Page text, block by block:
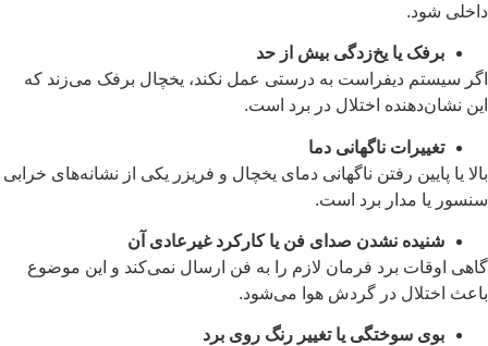
داخلی شود.
برفک یا یخ‌زدگی بیش از حد
اگر سیستم دیفراست به درستی عمل نکند، یخچال برفک می‌زند که
این نشان‌دهنده اختلال در برد است.
تغییرات ناگهانی دما
بالا یا پایین رفتن ناگهانی دمای یخچال و فریزر یکی از نشانه‌های خرابی
سنسور یا مدار برد است.
شنیده نشدن صدای فن یا کارکرد غیرعادی آن
گاهی اوقات برد فرمان لازم را به فن ارسال نمی‌کند و این موضوع
باعث اختلال در گردش هوا می‌شود.
بوی سوختگی یا تغییر رنگ روی برد